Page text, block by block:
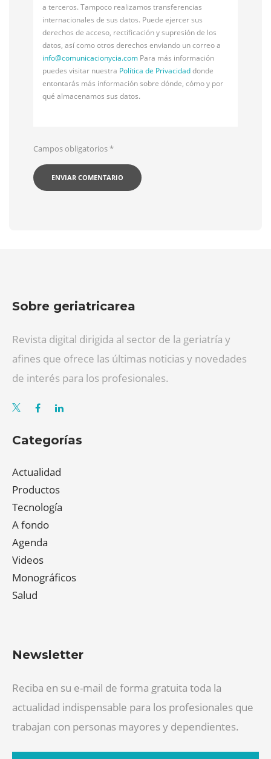
a terceros. Tampoco realizamos transferencias
internacionales de sus datos. Puede ejercer sus
derechos de acceso, rectificación y supresión de los
datos, así como otros derechos enviando un correo a
info@comunicacionycia.com Para más información
puedes visitar nuestra Política de Privacidaddonde
entontarás más información sobre dónde, cómo y por
qué almacenamos sus datos.
Campos obligatorios*
Sobre geriatricarea
Revista digital dirigida al sector de la geriatría y
afines que ofrece las últimas noticias y novedades
de interés para los profesionales.
Categorías
Actualidad
Productos
Tecnología
A fondo
Agenda
Videos
Monográficos
Salud
Newsletter
Reciba en su e-mail de forma gratuita toda la
actualidad indispensable para los profesionales que
trabajan con personas mayores y dependientes.